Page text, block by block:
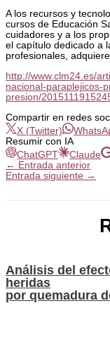
A los recursos y
cursos de Educación
cuidadores y a los
el capítulo dedicado a
profesionales,
http://www.clm24.es/
nacional-paraplejicos-
presion/
Compartir en redes
X (Twitter)
Resumir con IA
ChatGPT
Claude
← Entrada anterior
Entrada siguiente →
Análisis del
heridas
por quemadura